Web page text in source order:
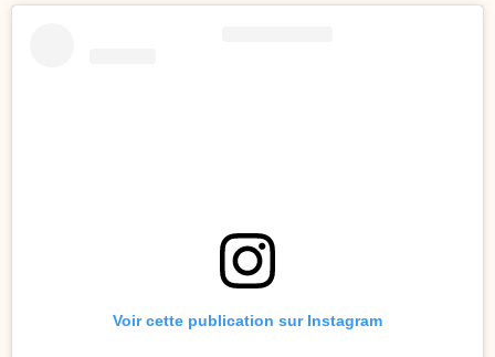
Voir cette publication sur Instagram